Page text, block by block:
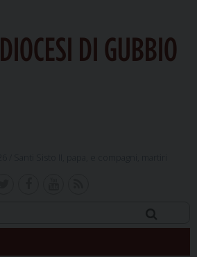
DIOCESI DI GUBBIO